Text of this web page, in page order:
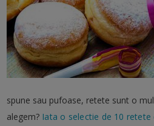
spune sau pufoase, retete sunt o
alegem? Iata o selectie de 10